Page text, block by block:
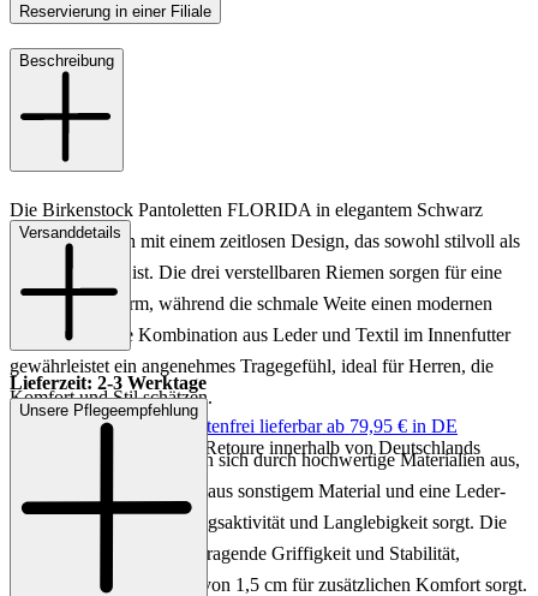
Reservierung in einer Filiale
Beschreibung
Die Birkenstock Pantoletten FLORIDA in elegantem Schwarz
präsentieren sich mit einem zeitlosen Design, das sowohl stilvoll als
auch funktional ist. Die drei verstellbaren Riemen sorgen für eine
optimale Passform, während die schmale Weite einen modernen
Look bietet. Die Kombination aus Leder und Textil im Innenfutter
gewährleistet ein angenehmes Tragegefühl, ideal für Herren, die
Komfort und Stil schätzen.
Diese Pantoletten zeichnen sich durch hochwertige Materialien aus,
darunter ein Obermaterial aus sonstigem Material und eine Leder-
Innensohle, die für Atmungsaktivität und Langlebigkeit sorgt. Die
Gummisohle bietet hervorragende Griffigkeit und Stabilität,
während die Absatzhöhe von 1,5 cm für zusätzlichen Komfort sorgt.
Versanddetails
Lieferzeit: 2-3 Werktage
Keine Versandkosten:
kostenfrei lieferbar ab 79,95 € in DE
Einfache und Kostenlose Retoure innerhalb von Deutschlands
Unsere Pflegeempfehlung